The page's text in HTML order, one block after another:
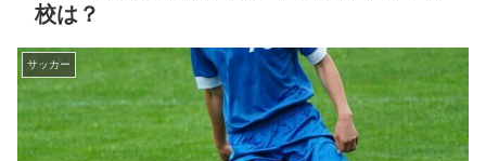
校は？
サッカー